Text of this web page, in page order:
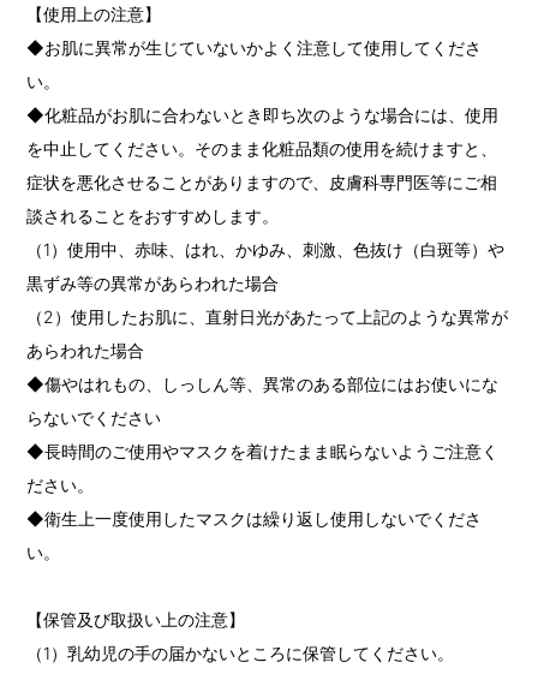
【使用上の注意】
◆お肌に異常が生じていないかよく注意して使用してくださ
い。
◆化粧品がお肌に合わないとき即ち次のような場合には、使用
を中止してください。そのまま化粧品類の使用を続けますと、
症状を悪化させることがありますので、皮膚科専門医等にご相
談されることをおすすめします。
（1）使用中、赤味、はれ、かゆみ、刺激、色抜け（白斑等）や
黒ずみ等の異常があらわれた場合
（2）使用したお肌に、直射日光があたって上記のような異常が
あらわれた場合
◆傷やはれもの、しっしん等、異常のある部位にはお使いにな
らないでください
◆長時間のご使用やマスクを着けたまま眠らないようご注意く
ださい。
◆衛生上一度使用したマスクは繰り返し使用しないでくださ
い。
【保管及び取扱い上の注意】
（1）乳幼児の手の届かないところに保管してください。